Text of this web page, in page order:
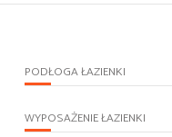
PODŁOGA ŁAZIENKI
WYPOSAŻENIE ŁAZIENKI